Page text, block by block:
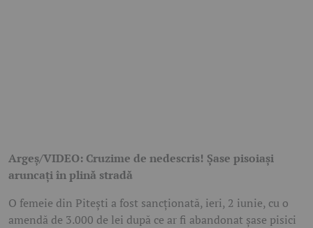
Argeș/VIDEO: Cruzime de nedescris! Șase pisoiași
aruncați în plină stradă
O femeie din Pitești a fost sancționată, ieri, 2 iunie, cu o
amendă de 3.000 de lei după ce ar fi abandonat șase pisici